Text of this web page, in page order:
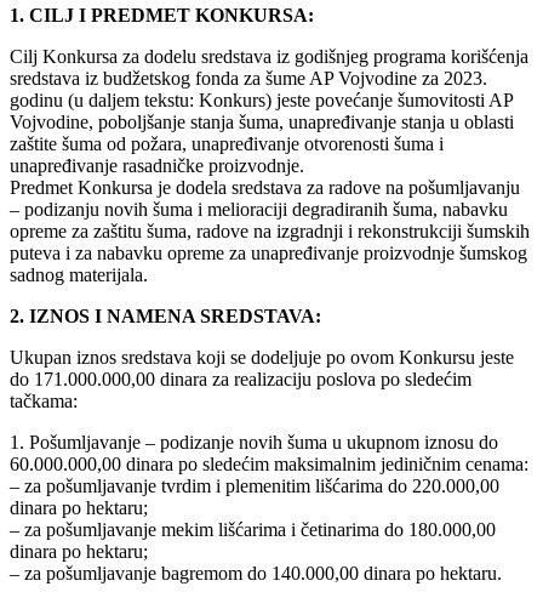
1. CILJ I PREDMET KONKURSA:
Cilj Konkursa za dodelu sredstava iz godišnjeg programa korišćenja
sredstava iz budžetskog fonda za šume AP Vojvodine za 2023.
godinu (u daljem tekstu: Konkurs) jeste povećanje šumovitosti AP
Vojvodine, poboljšanje stanja šuma, unapređivanje stanja u oblasti
zaštite šuma od požara, unapređivanje otvorenosti šuma i
unapređivanje rasadničke proizvodnje.
Predmet Konkursa je dodela sredstava za radove na pošumljavanju
– podizanju novih šuma i melioraciji degradiranih šuma, nabavku
opreme za zaštitu šuma, radove na izgradnji i rekonstrukciji šumskih
puteva i za nabavku opreme za unapređivanje proizvodnje šumskog
sadnog materijala.
2. IZNOS I NAMENA SREDSTAVA:
Ukupan iznos sredstava koji se dodeljuje po ovom Konkursu jeste
do 171.000.000,00 dinara za realizaciju poslova po sledećim
tačkama:
1. Pošumljavanje – podizanje novih šuma u ukupnom iznosu do
60.000.000,00 dinara po sledećim maksimalnim jediničnim cenama:
– za pošumljavanje tvrdim i plemenitim lišćarima do 220.000,00
dinara po hektaru;
– za pošumljavanje mekim lišćarima i četinarima do 180.000,00
dinara po hektaru;
– za pošumljavanje bagremom do 140.000,00 dinara po hektaru.